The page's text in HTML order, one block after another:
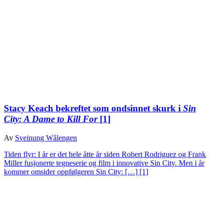
Stacy Keach bekreftet som ondsinnet skurk i Sin
City: A Dame to Kill For [1]
Av Sveinung Wålengen
Tiden flyr: I år er det hele åtte år siden Robert Rodriguez og Frank
Miller fusjonerte tegneserie og film i innovative Sin City. Men i år
kommer omsider oppfølgeren Sin City: […] [1]